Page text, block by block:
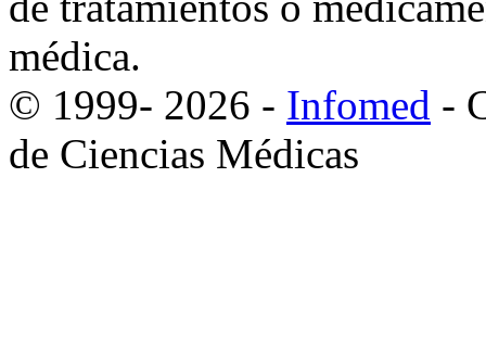
médica.
© 1999- 2026 - Infomed -
de Ciencias Médicas